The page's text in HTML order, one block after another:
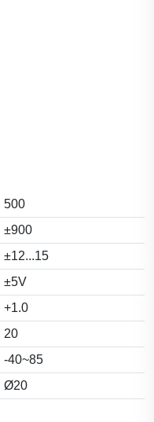
500
±900
±12...15
±5V
+1.0
20
-40~85
Ø20